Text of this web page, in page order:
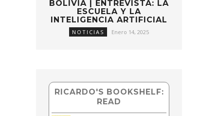
BOLIVIA | ENTREVISTA: LA
ESCUELA Y LA
INTELIGENCIA ARTIFICIAL
NOTICIAS Enero 14, 2025
RICARDO'S BOOKSHELF:
READ